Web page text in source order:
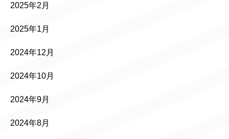
2025年2月
2025年1月
2024年12月
2024年10月
2024年9月
2024年8月